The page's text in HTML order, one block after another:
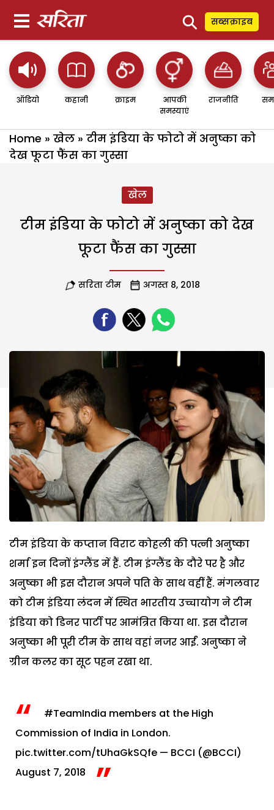
⚲ सब्सक्राइब
ऑडियो कहानी क्राइम
आपकी
समस्याएं
राजनीति
Home » खेल » टीम इंडिया के फोटो में अनुष्का को
देख फूटा फैंस का गुस्सा
खेल
टीम इंडिया के फोटो में अनुष्का को देख
फूटा फैंस का गुस्सा
सरिता टीम अगस्त 8, 2018
टीम इंडिया के कप्तान विराट कोहली की पत्नी अनुष्का
शर्मा इन दिनों इंग्लैंड में हैं. टीम इंग्लैंड के दौरे पर है और
अनुष्का भी इस दौरान अपने पति के साथ वहीं हैं. मंगलवार
को टीम इंडिया लंदन में स्थित भारतीय उच्चायोग ने टीम
इंडिया को डिनर पार्टी पर आमंत्रित किया था. इस दौरान
अनुष्का भी पूरी टीम के साथ वहां नजर आईं. अनुष्का ने
ग्रीन कलर का सूट पहन रखा था.
#TeamIndia members at the High
Commission of India in London.
pic.twitter.com/tUhaGkSQfe — BCCI (@BCCI)
August 7, 2018